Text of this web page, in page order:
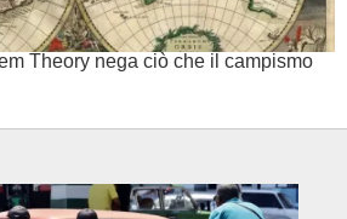
Theory nega ciò che il campismo